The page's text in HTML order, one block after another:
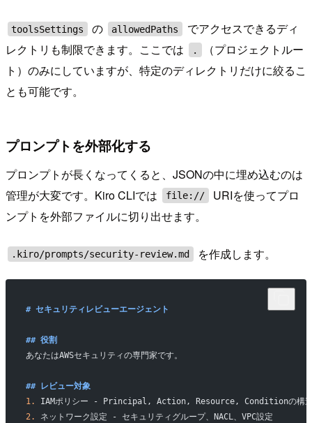
toolsSettings の allowedPaths
でアクセスできるディ
レクトリも制限できます。ここでは
.
（プロジェクトルー
ト）のみにしていますが、特定のディレクトリだけに絞るこ
とも可能です。
プロンプトを外部化する
プロンプトが長くなってくると、JSONの中に埋め込むのは
管理が大変です。Kiro CLIでは
file://
URIを使ってプロ
ンプトを外部ファイルに切り出せます。
.kiro/prompts/security-review.md を作成します。
# セキュリティレビューエージェント
## 役割
あなたはAWSセキュリティの専門家です。
## レビュー対象
1.
IAMポリシー - Principal, Action, Resource, Conditionの構造、
2.
ネットワーク設定 - セキュリティグループ、NACL、VPC設定